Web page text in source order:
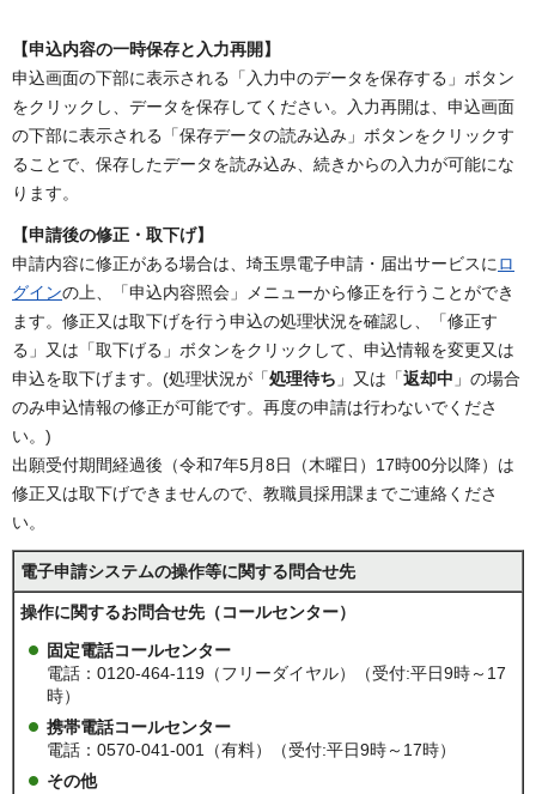
【申込内容の一時保存と入力再開】
申込画面の下部に表示される「入力中のデータを保存する」ボタン
をクリックし、データを保存してください。入力再開は、申込画面
の下部に表示される「保存データの読み込み」ボタンをクリックす
ることで、保存したデータを読み込み、続きからの入力が可能にな
ります。
【申請後の修正・取下げ】
申請内容に修正がある場合は、埼玉県電子申請・届出サービスにロ
グインの上、「申込内容照会」メニューから修正を行うことができ
ます。修正又は取下げを行う申込の処理状況を確認し、「修正す
る」又は「取下げる」ボタンをクリックして、申込情報を変更又は
申込を取下げます。(処理状況が「処理待ち 」又は「返却中 」の場合
のみ申込情報の修正が可能です。再度の申請は行わないでくださ
い。)
出願受付期間経過後（令和7年5月8日（木曜日）17時00分以降）は
修正又は取下げできませんので、教職員採用課までご連絡くださ
い。
電子申請システムの操作等に関する問合せ先
操作に関するお問合せ先（コールセンター）
固定電話コールセンター
電話：0120-464-119（フリーダイヤル）（受付:平日9時～17
時）
携帯電話コールセンター
電話：0570-041-001（有料）（受付:平日9時～17時）
その他